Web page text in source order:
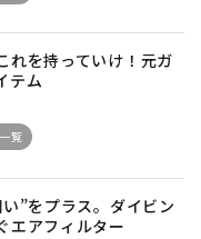
れを持っていけ！元ガ
テム
覧
”をプラス。ダイビン
エアフィルター